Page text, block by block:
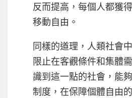
反而提高，每個人都獲
移動自由。
同樣的道理，人類社會
限止在客觀條件和集體
識到這一點的社會，能
制度，在保障個體自由